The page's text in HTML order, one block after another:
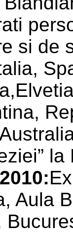
si de
2010:
Aula